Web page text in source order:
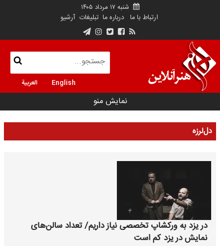
شنبه ۱۷ مرداد ۱۴۰۵
ارتباط با ما درباره ما تبلیغات آرشیو
English العربية
نمایش منو
دل‌لرزه
در یزد به ورکشاپ تخصصی نیاز داریم/ تعداد سالن‌های
نمایش در یزد کم است